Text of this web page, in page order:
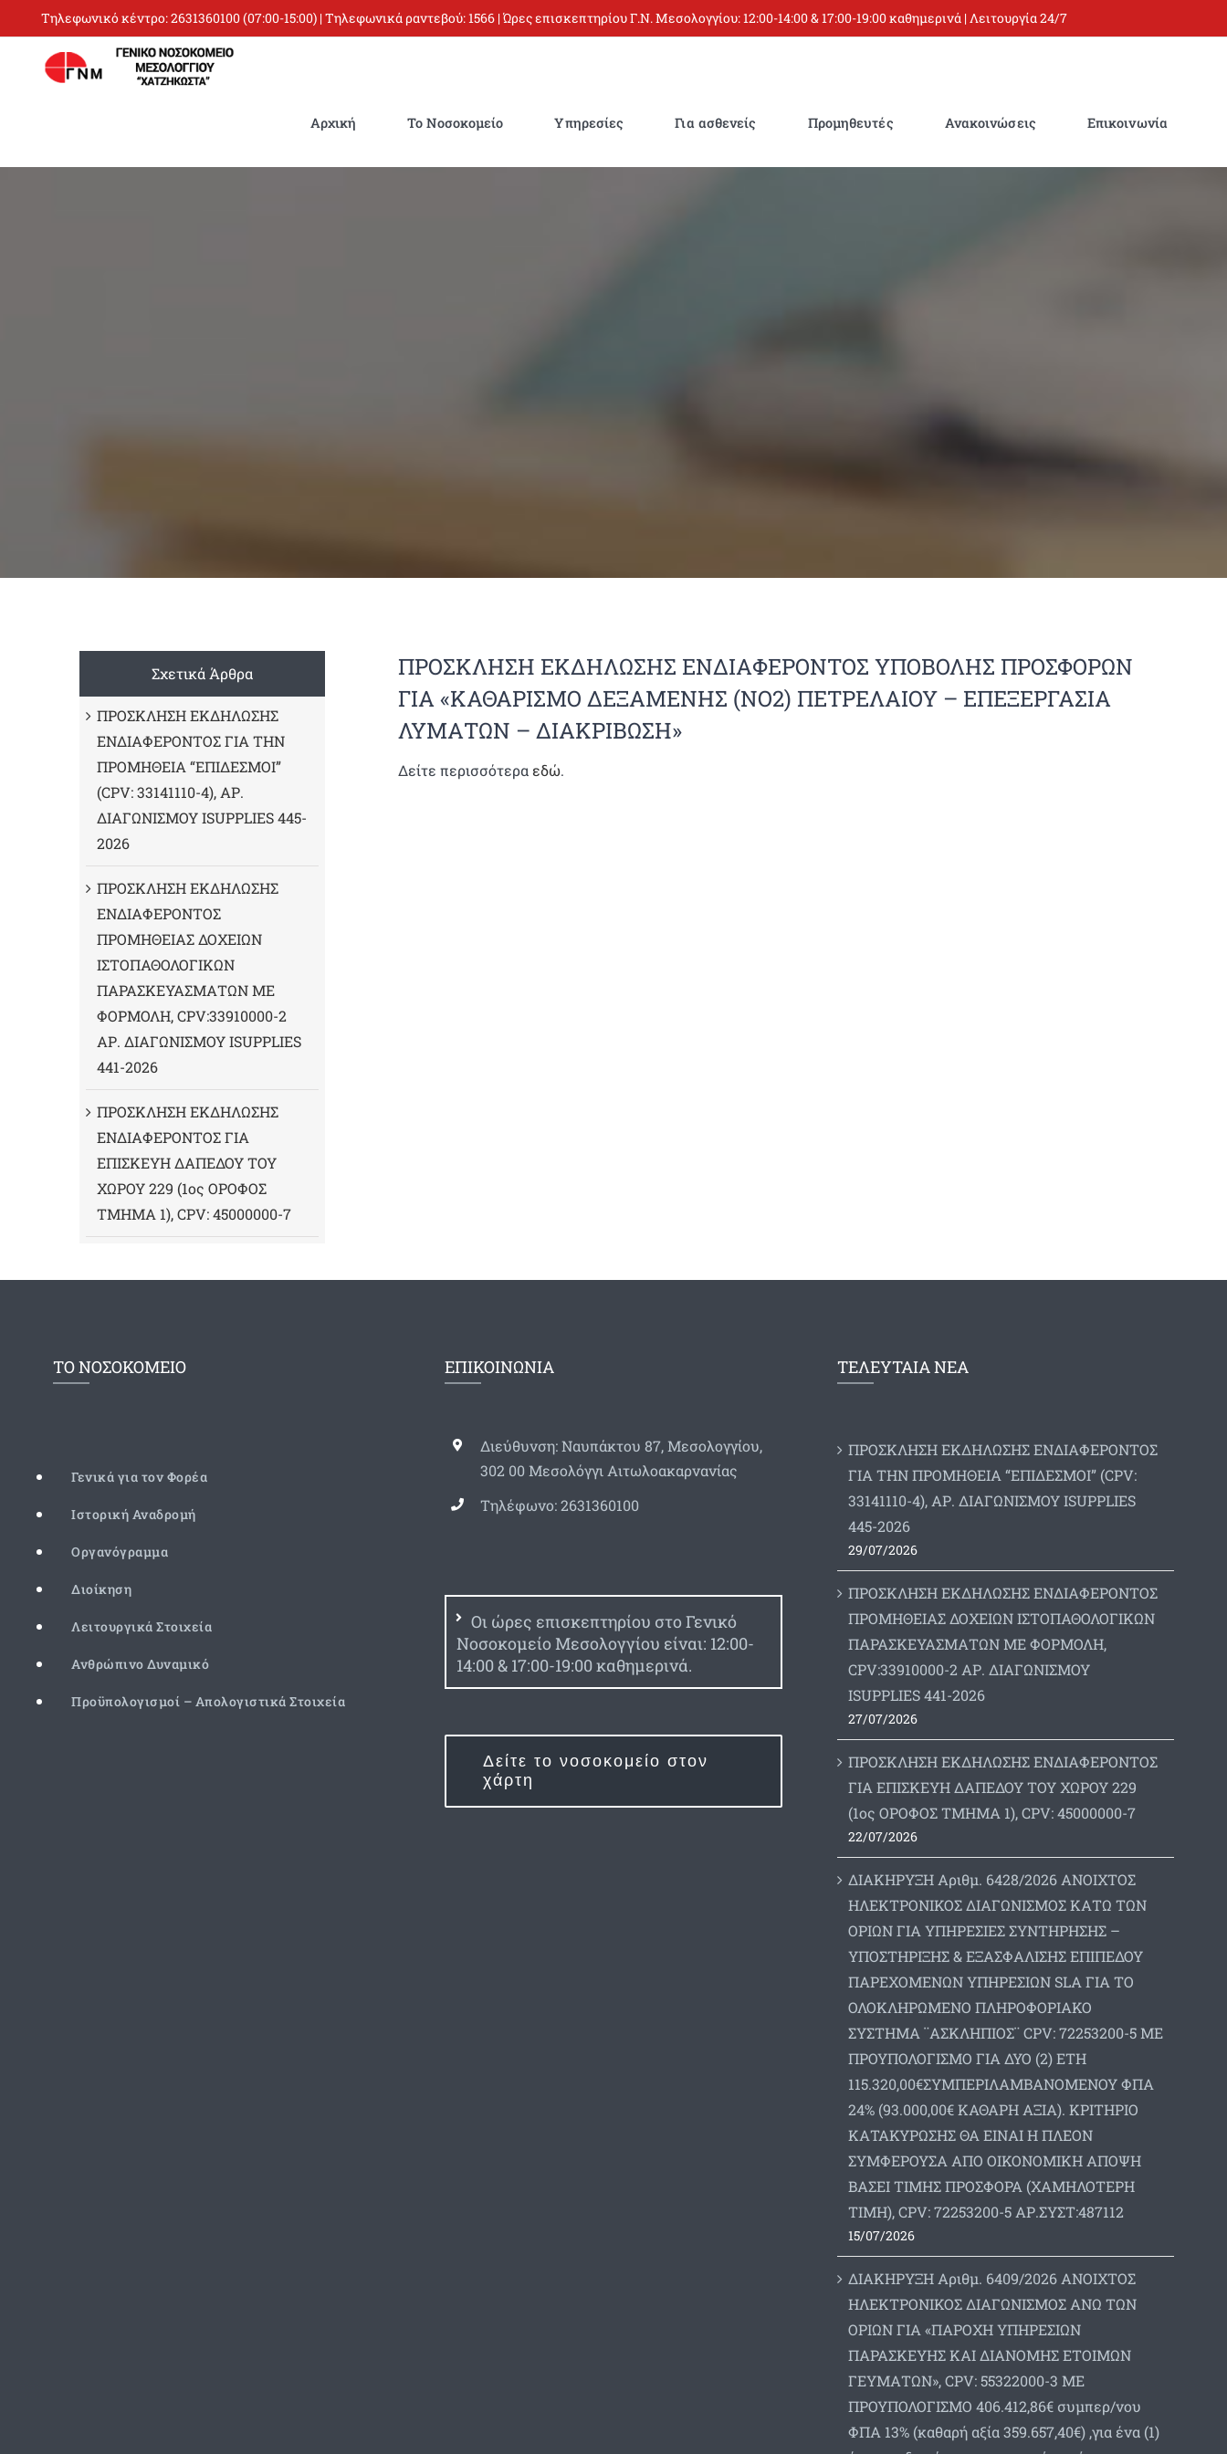
to
content
Τηλεφωνικό κέντρο:2631360100(07:00-15:00) | Τηλεφωνικά ραντεβού:1566 | Ώρες επισκεπτηρίου Γ.Ν. Μεσολογγίου: 12:00-14:00 & 17:00-19:00 καθημερινά | Λειτουργία 24/7
Αρχική Το Νοσοκομείο Υπηρεσίες Για ασθενείς Προμηθευτές Ανακοινώσεις Επικοινωνία
ΠΡΟΣΚΛΗΣΗ ΕΚΔΗΛΩΣΗΣ ΕΝΔΙΑΦΕΡΟΝΤΟΣ ΥΠΟΒΟΛΗΣ ΠΡΟΣΦΟΡΩΝ
ΓΙΑ «ΚΑΘΑΡΙΣΜΟ ΔΕΞΑΜΕΝΗΣ (ΝΟ2) ΠΕΤΡΕΛΑΙΟΥ – ΕΠΕΞΕΡΓΑΣΙΑ
ΛΥΜΑΤΩΝ – ΔΙΑΚΡΙΒΩΣΗ»
Δείτε περισσότεραεδώ.
Σχετικά Άρθρα
ΠΡΟΣΚΛΗΣΗ ΕΚΔΗΛΩΣΗΣ
ΕΝΔΙΑΦΕΡΟΝΤΟΣ ΓΙΑ ΤΗΝ
ΠΡΟΜΗΘΕΙΑ “ΕΠΙΔΕΣΜΟΙ”
(CPV: 33141110-4), ΑΡ.
ΔΙΑΓΩΝΙΣΜΟΥ ISUPPLIES 445-
2026
ΠΡΟΣΚΛΗΣΗ ΕΚΔΗΛΩΣΗΣ
ΕΝΔΙΑΦΕΡΟΝΤΟΣ
ΠΡΟΜΗΘΕΙΑΣ ΔΟΧΕΙΩΝ
ΙΣΤΟΠΑΘΟΛΟΓΙΚΩΝ
ΠΑΡΑΣΚΕΥΑΣΜΑΤΩΝ ΜΕ
ΦΟΡΜΟΛΗ, CPV:33910000-2
ΑΡ. ΔΙΑΓΩΝΙΣΜΟΥ ΙSUPPLIES
441-2026
ΠΡΟΣΚΛΗΣΗ ΕΚΔΗΛΩΣΗΣ
ΕΝΔΙΑΦΕΡΟΝΤΟΣ ΓΙΑ
ΕΠΙΣΚΕΥΗ ΔΑΠΕΔΟΥ ΤΟΥ
ΧΩΡΟΥ 229 (1ος ΟΡΟΦΟΣ
ΤΜΗΜΑ 1), CPV: 45000000-7
ΤΟ ΝΟΣΟΚΟΜΕΙΟ
Γενικά για τον Φορέα
Ιστορική Αναδρομή
Οργανόγραμμα
Διοίκηση
Λειτουργικά Στοιχεία
Ανθρώπινο Δυναμικό
Προϋπολογισμοί – Απολογιστικά Στοιχεία
ΕΠΙΚΟΙΝΩΝΙΑ
Διεύθυνση: Ναυπάκτου 87, Μεσολογγίου,
302 00 Μεσολόγγι Αιτωλοακαρνανίας
Τηλέφωνο: 2631360100
Οι ώρες επισκεπτηρίου στο Γενικό
Νοσοκομείο Μεσολογγίου είναι: 12:00-
14:00 & 17:00-19:00 καθημερινά.
Δείτε το νοσοκομείο στον
χάρτη
ΤΕΛΕΥΤΑΙΑ ΝΕΑ
ΠΡΟΣΚΛΗΣΗ ΕΚΔΗΛΩΣΗΣ ΕΝΔΙΑΦΕΡΟΝΤΟΣ
ΓΙΑ ΤΗΝ ΠΡΟΜΗΘΕΙΑ “ΕΠΙΔΕΣΜΟΙ” (CPV:
33141110-4), ΑΡ. ΔΙΑΓΩΝΙΣΜΟΥ ISUPPLIES
445-2026
29/07/2026
ΠΡΟΣΚΛΗΣΗ ΕΚΔΗΛΩΣΗΣ ΕΝΔΙΑΦΕΡΟΝΤΟΣ
ΠΡΟΜΗΘΕΙΑΣ ΔΟΧΕΙΩΝ ΙΣΤΟΠΑΘΟΛΟΓΙΚΩΝ
ΠΑΡΑΣΚΕΥΑΣΜΑΤΩΝ ΜΕ ΦΟΡΜΟΛΗ,
CPV:33910000-2 ΑΡ. ΔΙΑΓΩΝΙΣΜΟΥ
ΙSUPPLIES 441-2026
27/07/2026
ΠΡΟΣΚΛΗΣΗ ΕΚΔΗΛΩΣΗΣ ΕΝΔΙΑΦΕΡΟΝΤΟΣ
ΓΙΑ ΕΠΙΣΚΕΥΗ ΔΑΠΕΔΟΥ ΤΟΥ ΧΩΡΟΥ 229
(1ος ΟΡΟΦΟΣ ΤΜΗΜΑ 1), CPV: 45000000-7
22/07/2026
ΔΙΑΚΗΡΥΞΗ Αριθμ. 6428/2026 ΑΝΟΙΧΤΟΣ
ΗΛΕΚΤΡΟΝΙΚΟΣ ΔΙΑΓΩΝΙΣΜΟΣ ΚΑΤΩ ΤΩΝ
ΟΡΙΩΝ ΓΙΑ ΥΠΗΡΕΣΙΕΣ ΣΥΝΤΗΡΗΣΗΣ –
ΥΠΟΣΤΗΡΙΞΗΣ & ΕΞΑΣΦΑΛΙΣΗΣ ΕΠΙΠΕΔΟΥ
ΠΑΡΕΧΟΜΕΝΩΝ ΥΠΗΡΕΣΙΩΝ SLA ΓΙΑ ΤΟ
ΟΛΟΚΛΗΡΩΜΕΝΟ ΠΛΗΡΟΦΟΡΙΑΚΟ
ΣΥΣΤΗΜΑ ¨ΑΣΚΛΗΠΙΟΣ¨ CPV: 72253200-5 ΜΕ
ΠΡΟΥΠΟΛΟΓΙΣΜΟ ΓΙΑ ΔΥΟ (2) ΕΤΗ
115.320,00€ΣΥΜΠΕΡΙΛΑΜΒΑΝΟΜΕΝΟΥ ΦΠΑ
24% (93.000,00€ ΚΑΘΑΡΗ ΑΞΙΑ). ΚΡΙΤΗΡΙΟ
ΚΑΤΑΚΥΡΩΣΗΣ ΘΑ ΕΙΝΑΙ Η ΠΛΕΟΝ
ΣΥΜΦΕΡΟΥΣΑ ΑΠΟ ΟΙΚΟΝΟΜΙΚΗ ΑΠΟΨΗ
ΒΑΣΕΙ ΤΙΜΗΣ ΠΡΟΣΦΟΡΑ (ΧΑΜΗΛΟΤΕΡΗ
ΤΙΜΗ), CPV: 72253200-5 ΑΡ.ΣΥΣΤ:487112
15/07/2026
ΔΙΑΚΗΡΥΞΗ Αριθμ. 6409/2026 ΑΝΟΙΧΤΟΣ
ΗΛΕΚΤΡΟΝΙΚΟΣ ΔΙΑΓΩΝΙΣΜΟΣ ΑΝΩ ΤΩΝ
ΟΡΙΩΝ ΓΙΑ «ΠΑΡΟΧΗ ΥΠΗΡΕΣΙΩΝ
ΠΑΡΑΣΚΕΥΗΣ ΚΑΙ ΔΙΑΝΟΜΗΣ ΕΤΟΙΜΩΝ
ΓΕΥΜΑΤΩΝ», CPV: 55322000-3 ΜΕ
ΠΡΟΥΠΟΛΟΓΙΣΜΟ 406.412,86€ συμπερ/νου
ΦΠΑ 13% (καθαρή αξία 359.657,40€) ,για ένα (1)